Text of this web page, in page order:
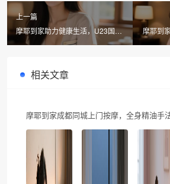
上一篇
摩耶到家助力健康生活，U23国足
闯入亚洲杯决赛引热议
摩耶到
相关文章
摩耶到家成都同城上门按摩，全身精油手